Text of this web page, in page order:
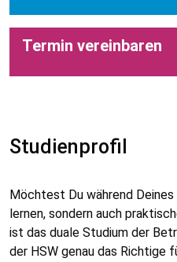
Termin vereinbaren
Studienprofil
Möchtest Du während
lernen, sondern auch
ist das duale Studium der
der HSW genau das Richtige